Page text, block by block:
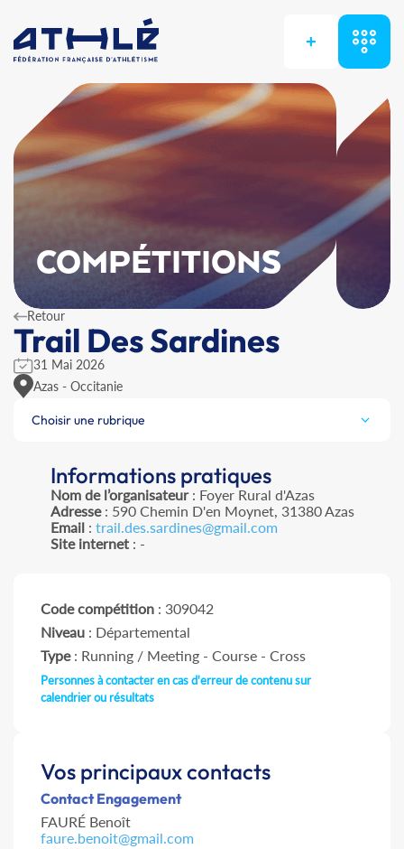
+
COMPÉTITIONS
Retour
Trail Des Sardines
31 Mai 2026
Azas - Occitanie
Choisir une rubrique
Informations pratiques
Nom de l’organisateur: Foyer Rural d'Azas
Adresse: 590 Chemin D'en Moynet, 31380 Azas
Email: trail.des.sardines@gmail.com
Site internet: -
Code compétition : 309042
Niveau : Départemental
Type: Running / Meeting - Course - Cross
Personnes à contacter en cas d'erreur de contenu sur
calendrier ou résultats
Vos principaux contacts
Contact Engagement
FAURÉ Benoît
faure.benoit@gmail.com